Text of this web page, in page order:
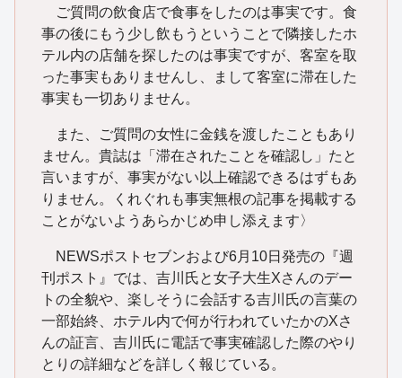
ご質問の飲食店で食事をしたのは事実です。食
事の後にもう少し飲もうということで隣接したホ
テル内の店舗を探したのは事実ですが、客室を取
った事実もありませんし、まして客室に滞在した
事実も一切ありません。
また、ご質問の女性に金銭を渡したこともあり
ません。貴誌は「滞在されたことを確認し」たと
言いますが、事実がない以上確認できるはずもあ
りません。くれぐれも事実無根の記事を掲載する
ことがないようあらかじめ申し添えます〉
NEWSポストセブンおよび6月10日発売の『週
刊ポスト』では、吉川氏と女子大生Xさんのデー
トの全貌や、楽しそうに会話する吉川氏の言葉の
一部始終、ホテル内で何が行われていたかのXさ
んの証言、吉川氏に電話で事実確認した際のやり
とりの詳細などを詳しく報じている。